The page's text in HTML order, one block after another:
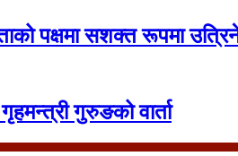
पक्षमा सशक्त रूपमा
गुरुङको वार्ता